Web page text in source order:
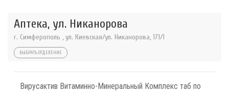
Аптека, ул. Никанорова
г. Симферополь , ул. Киевская/ул. Никанорова, 171/1
ВЫБРАТЬ ОТДЕЛЕНИЕ
Вирусактив Витаминно-Минеральный Комплекс таб по